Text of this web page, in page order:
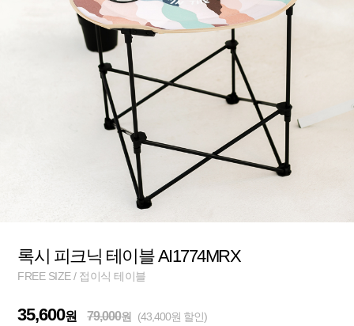
록시 피크닉 테이블 AI1774MRX
FREE SIZE / 접이식 테이블
35,600원 79,000원 (43,400원 할인)